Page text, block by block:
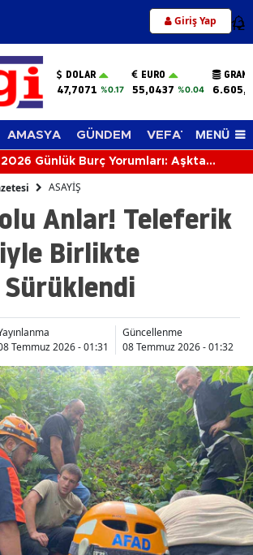
Giriş Yap 12
DOLAR
47,7071 %0.17
EURO
55,0437 %0.04
AMASYA GÜNDEM VEFAT EDENLER
MENÜ
Günlük Burç Yorumları: Aşkta
ASAYİŞ
Anlar! Teleferik
Birlikte
Temmuz 2026 - 01:31
Güncellenme
08 Temmuz 2026 - 01:32